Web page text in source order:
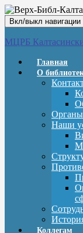
Вкл/выкл навигации
МЦРБ
Главная
О
Органы
Наши
Коллегам